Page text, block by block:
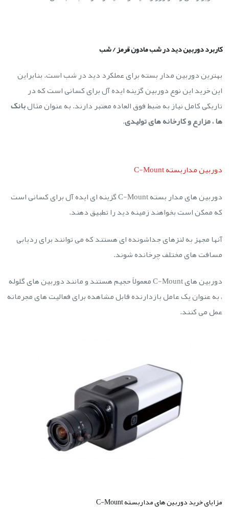
کاربرد دوربین دید در شب مادون قرمز / شب
بهترین دوربین مدار بسته برای عملکرد دید در شب است. بنابراین
این خرید این نوع دوربین گزینه ایده آل برای کسانی است که در
تاریکی کامل نیاز به ضبط فوق العاده معتبر دارند. به عنوان مثالبانک
ها ، مزارع و کارخانه های تولیدی.
دوربین مداربسته C-Mount
دوربین های مدار بسته C-Mount گزینه ای ایده آل برای کسانی است
که ممکن است بخواهند زمینه دید را تطبیق دهند.
آنها مجهز به لنزهای جداشونده ای هستند که می توانند برای ردیابی
مسافت های مختلف چرخانده شوند.
دوربین های C-Mount معمولاً حجیم هستند و مانند دوربین های گلوله
، به عنوان یک عامل بازدارنده قابل مشاهده برای فعالیت های مجرمانه
عمل می کنند.
مزایای خرید دوربین های مداربسته C-Mount